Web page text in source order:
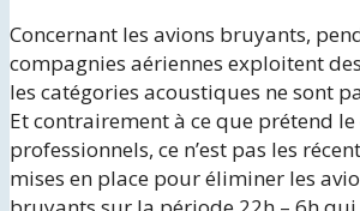
Concernant les avions bruyants,
compagnies aériennes exploitent
les catégories acoustiques ne sont
Et contrairement à ce que prétend le
professionnels, ce n’est pas les
mises en place pour éliminer les